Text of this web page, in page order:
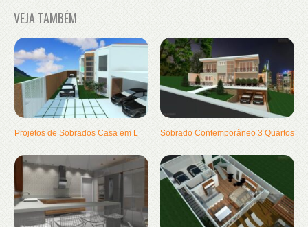
VEJA TAMBÉM
Projetos de Sobrados Casa em L Sobrado Contemporâneo 3 Quartos